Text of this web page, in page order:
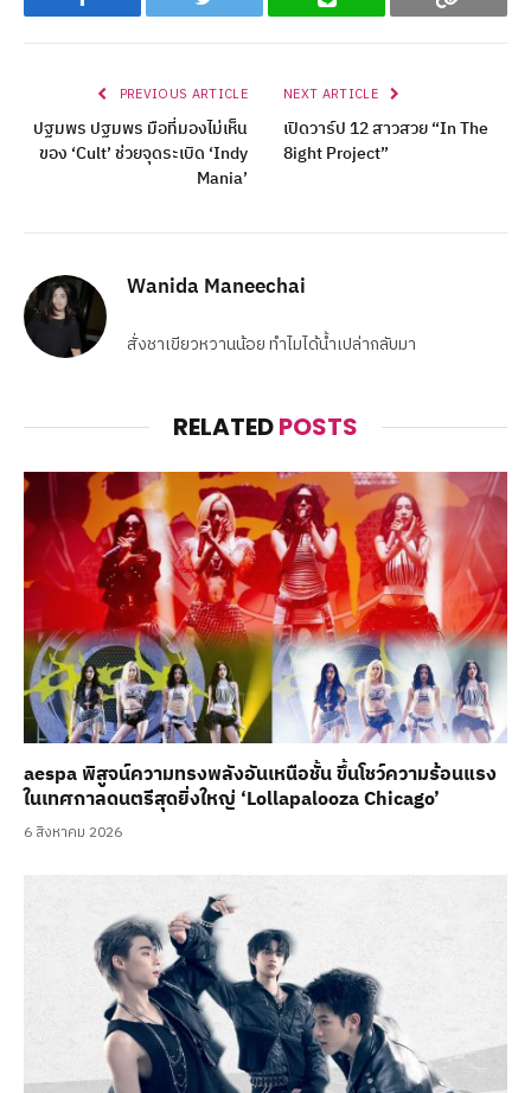
Facebook Twitter Line Copy
PREVIOUS ARTICLE
ปฐมพร ปฐมพร มือที่มองไม่เห็น
ของ ‘Cult’ ช่วยจุดระเบิด ‘Indy
Mania’
NEXT ARTICLE
เปิดวาร์ป 12 สาวสวย “In The
8ight Project”
Wanida Maneechai
สั่งชาเขียวหวานน้อย ทำไมได้น้ำเปล่ากลับมา
RELATEDPOSTS
aespa พิสูจน์ความทรงพลังอันเหนือชั้น ขึ้นโชว์ความร้อนแรง
ในเทศกาลดนตรีสุดยิ่งใหญ่ ‘Lollapalooza Chicago’
6 สิงหาคม 2026